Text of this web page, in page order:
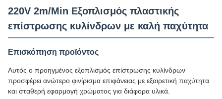
220V 2m/Min Εξοπλισμός πλαστικής
επίστρωσης κυλίνδρων με καλή παχύτητα
Επισκόπηση προϊόντος
Αυτός ο προηγμένος εξοπλισμός επίστρωσης κυλίνδρων
προσφέρει ανώτερο φινίρισμα επιφάνειας με εξαιρετική παχύτητα
και σταθερή εφαρμογή χρώματος για διάφορα υλικά.